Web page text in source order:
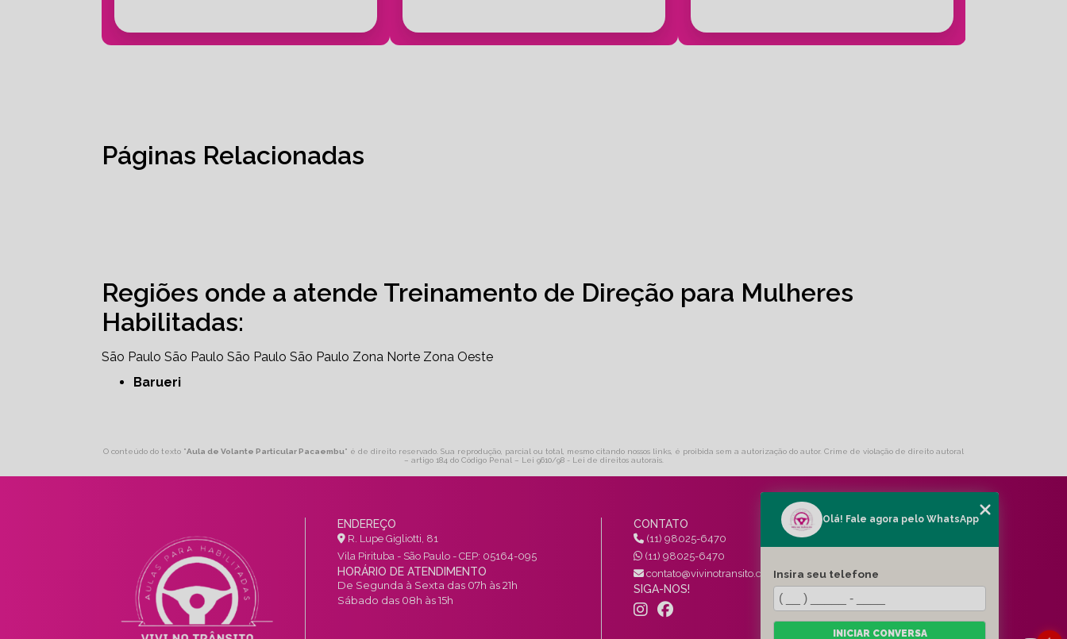
Páginas Relacionadas
Regiões onde a atende Treinamento de Direção para Mulheres
Habilitadas:
São Paulo São Paulo São Paulo São Paulo Zona Norte Zona Oeste
Barueri
O conteúdo do texto "Aula de Volante Particular Pacaembu" é de direito reservado. Sua reprodução, parcial ou total, mesmo citando nossos links, é proibida sem a autorização do autor. Crime de violação de direito autoral
– artigo 184 do Código Penal – Lei 9610/98 - Lei de direitos autorais.
ENDEREÇO
R. Lupe Gigliotti, 81
Vila Pirituba - São Paulo - CEP: 05164-095
HORÁRIO DE ATENDIMENTO
De Segunda à Sexta das 07h às 21h
Sábado das 08h às 15h
CONTATO
(11) 98025-6470
(11) 98025-6470
contato@vivinotransito.com.br
SIGA-NOS!
MENU
SERVIÇOS
CONTATO
CATEGORIAS
Olá! Fale agora pelo WhatsApp
Insira seu telefone
INICIAR CONVERSA